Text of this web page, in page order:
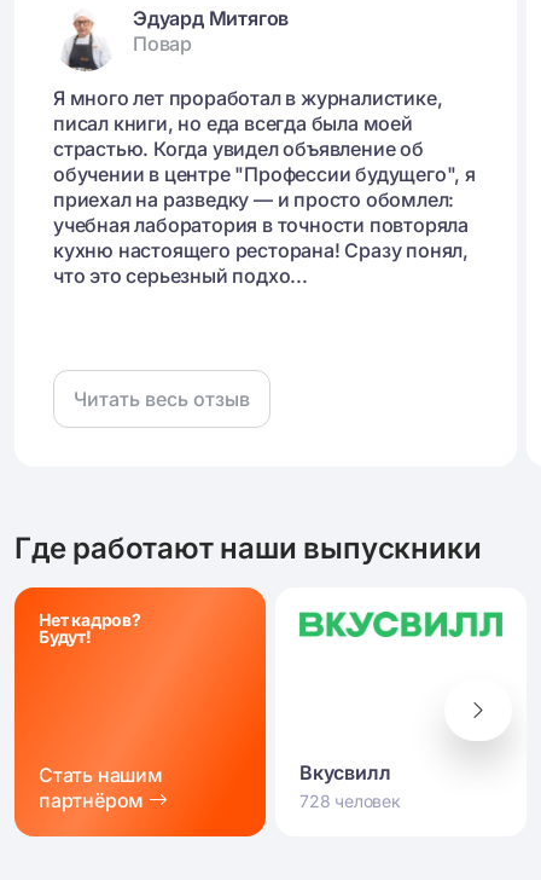
Эдуард Митягов
Повар
Я много лет проработал в журналистике,
писал книги, но еда всегда была моей
страстью. Когда увидел объявление об
обучении в центре "Профессии будущего", я
приехал на разведку — и просто обомлел:
учебная лаборатория в точности повторяла
кухню настоящего ресторана! Сразу понял,
что это серьезный подхо...
Читать весь отзыв
Где работают наши выпускники
Нет кадров?
Будут!
Стать нашим
партнёром
Вкусвилл
728 человек